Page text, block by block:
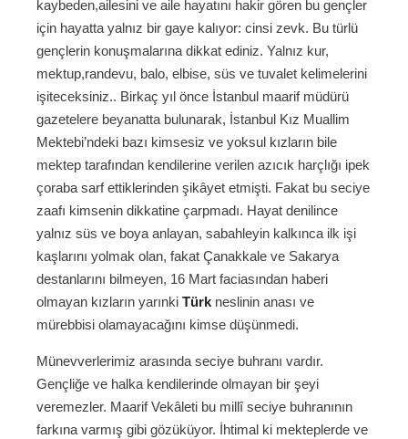
kaybeden,ailesini ve aile hayatını hakir gören bu gençler
için hayatta yalnız bir gaye kalıyor: cinsi zevk. Bu türlü
gençlerin konuşmalarına dikkat ediniz. Yalnız kur,
mektup,randevu, balo, elbise, süs ve tuvalet kelimelerini
işiteceksiniz.. Birkaç yıl önce İstanbul maarif müdürü
gazetelere beyanatta bulunarak, İstanbul Kız Muallim
Mektebi’ndeki bazı kimsesiz ve yoksul kızların bile
mektep tarafından kendilerine verilen azıcık harçlığı ipek
çoraba sarf ettiklerinden şikâyet etmişti. Fakat bu seciye
zaafı kimsenin dikkatine çarpmadı. Hayat denilince
yalnız süs ve boya anlayan, sabahleyin kalkınca ilk işi
kaşlarını yolmak olan, fakat Çanakkale ve Sakarya
destanlarını bilmeyen, 16 Mart faciasından haberi
olmayan kızların yarınki Türk neslinin anası ve
mürebbisi olamayacağını kimse düşünmedi.
Münevverlerimiz arasında seciye buhranı vardır.
Gençliğe ve halka kendilerinde olmayan bir şeyi
veremezler. Maarif Vekâleti bu millî seciye buhranının
farkına varmış gibi gözüküyor. İhtimal ki mekteplerde ve